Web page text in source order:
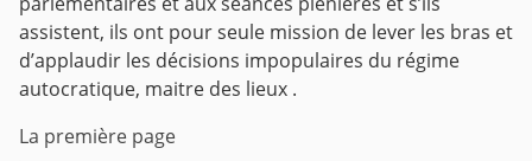
assistent, ils ont pour seule mission de lever les bras et
d’applaudir les décisions impopulaires du régime
autocratique, maitre des lieux .
La première page